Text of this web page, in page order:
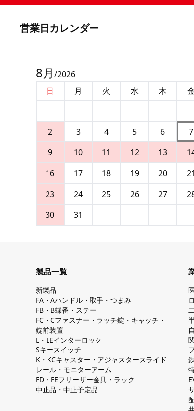
営業⽇カレンダー
8月 /2026
日
月 火 水 木 金
2
3 4 5 6 7
9
10 11 12 13
16
17 18 19 20 21
23
24 25 26 27
30
31
製品一覧
新製品
FA・Aハンドル・取手・つまみ
FB・B蝶番・ステー
FC・Cファスナー・ラッチ錠・キャッチ・
錠前装置
L・LEインターロック
Sキースイッチ
K・KCキャスター・アジャスタースライド
レール・モニターアーム
FD・FEフリーザー金具・ラック
中止品・中止予定品